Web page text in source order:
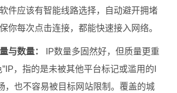
件应该有智能线路选择，自动避开拥堵
你每次点击连接，都能快速接入网络。
与数量：
IP数量多固然好，但质量更重
，指的是未被其他平台标记或滥用的I
，也不容易被目标网站限制。覆盖的城